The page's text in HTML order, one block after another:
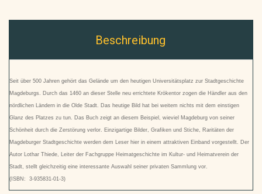
Beschreibung
Seit über 500 Jahren gehört das Gelände um den heutigen Universitätsplatz zur Stadtgeschichte
Magdeburgs. Durch das 1460 an dieser Stelle neu errichtete Krökentor zogen die Händler aus den
nördlichen Ländern in die Olde Stadt. Das heutige Bild hat bei weitem nichts mit dem einstigen
Glanz des Platzes zu tun. Das Buch zeigt an diesem Beispiel, wieviel Magdeburg von seiner
Schönheit durch die Zerstörung verlor. Einzigartige Bilder, Grafiken und Stiche, Raritäten der
Magdeburger Stadtgeschichte werden dem Leser hier in einem attraktiven Einband vorgestellt. Der
Autor Lothar Thiede, Leiter der Fachgruppe Heimatgeschichte im Kultur- und Heimatverein der
Stadt, stellt gleichzeitig eine interessante Auswahl seiner privaten Sammlung vor.
(ISBN: 3-935831-01-3)